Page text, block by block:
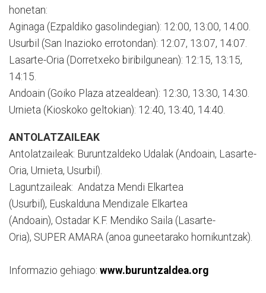
honetan:
Aginaga (Ezpaldiko gasolindegian): 12:00, 13:00, 14:00.
Usurbil (San Inazioko errotondan): 12:07, 13:07, 14:07.
Lasarte-Oria (Dorretxeko biribilgunean): 12:15, 13:15,
14:15.
Andoain (Goiko Plaza atzealdean): 12:30, 13:30, 14:30.
Urnieta (Kioskoko geltokian): 12:40, 13:40, 14:40.
ANTOLATZAILEAK
Antolatzaileak: Buruntzaldeko Udalak (Andoain, Lasarte-
Oria, Urnieta, Usurbil).
Laguntzaileak: Andatza Mendi Elkartea
(Usurbil), Euskalduna Mendizale Elkartea
(Andoain), Ostadar K.F. Mendiko Saila (Lasarte-
Oria), SUPER AMARA (anoa guneetarako hornikuntzak).
Informazio gehiago: www.buruntzaldea.org